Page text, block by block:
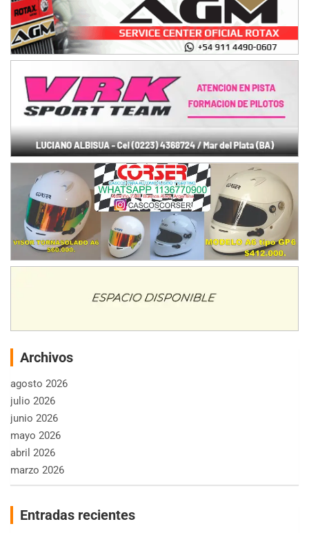
Archivos
agosto 2026
julio 2026
junio 2026
mayo 2026
abril 2026
marzo 2026
Entradas recientes